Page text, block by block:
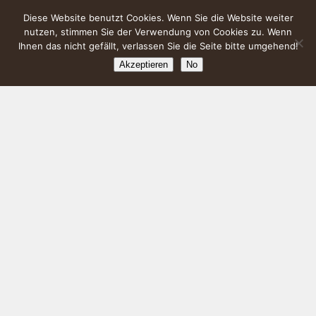
Diese Website benutzt Cookies. Wenn Sie die Website weiter
nutzen, stimmen Sie der Verwendung von Cookies zu. Wenn
Ihnen das nicht gefällt, verlassen Sie die Seite bitte umgehend!
Akzeptieren No